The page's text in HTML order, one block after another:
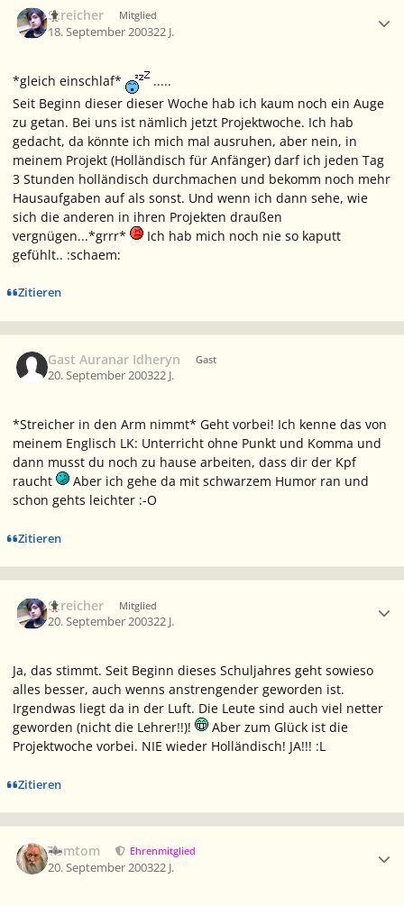
Streicher Mitglied
18. September 200322 J.
*gleich einschlaf*
.....
Seit Beginn dieser dieser Woche hab ich kaum noch ein Auge
zu getan. Bei uns ist nämlich jetzt Projektwoche. Ich hab
gedacht, da könnte ich mich mal ausruhen, aber nein, in
meinem Projekt (Holländisch für Anfänger) darf ich jeden Tag
3 Stunden holländisch durchmachen und bekomm noch mehr
Hausaufgaben auf als sonst. Und wenn ich dann sehe, wie
sich die anderen in ihren Projekten draußen
vergnügen...*grrr*
Ich hab mich noch nie so kaputt
gefühlt.. :schaem:
Zitieren
Gast Auranar Idheryn Gast
20. September 200322 J.
*Streicher in den Arm nimmt* Geht vorbei! Ich kenne das von
meinem Englisch LK: Unterricht ohne Punkt und Komma und
dann musst du noch zu hause arbeiten, dass dir der Kpf
raucht
Aber ich gehe da mit schwarzem Humor ran und
schon gehts leichter :-O
Zitieren
Streicher Mitglied
20. September 200322 J.
Ja, das stimmt. Seit Beginn dieses Schuljahres geht sowieso
alles besser, auch wenns anstrengender geworden ist.
Irgendwas liegt da in der Luft. Die Leute sind auch viel netter
geworden (nicht die Lehrer!!)!
Aber zum Glück ist die
Projektwoche vorbei. NIE wieder Holländisch! JA!!! :L
Zitieren
Tomtom Ehrenmitglied
20. September 200322 J.